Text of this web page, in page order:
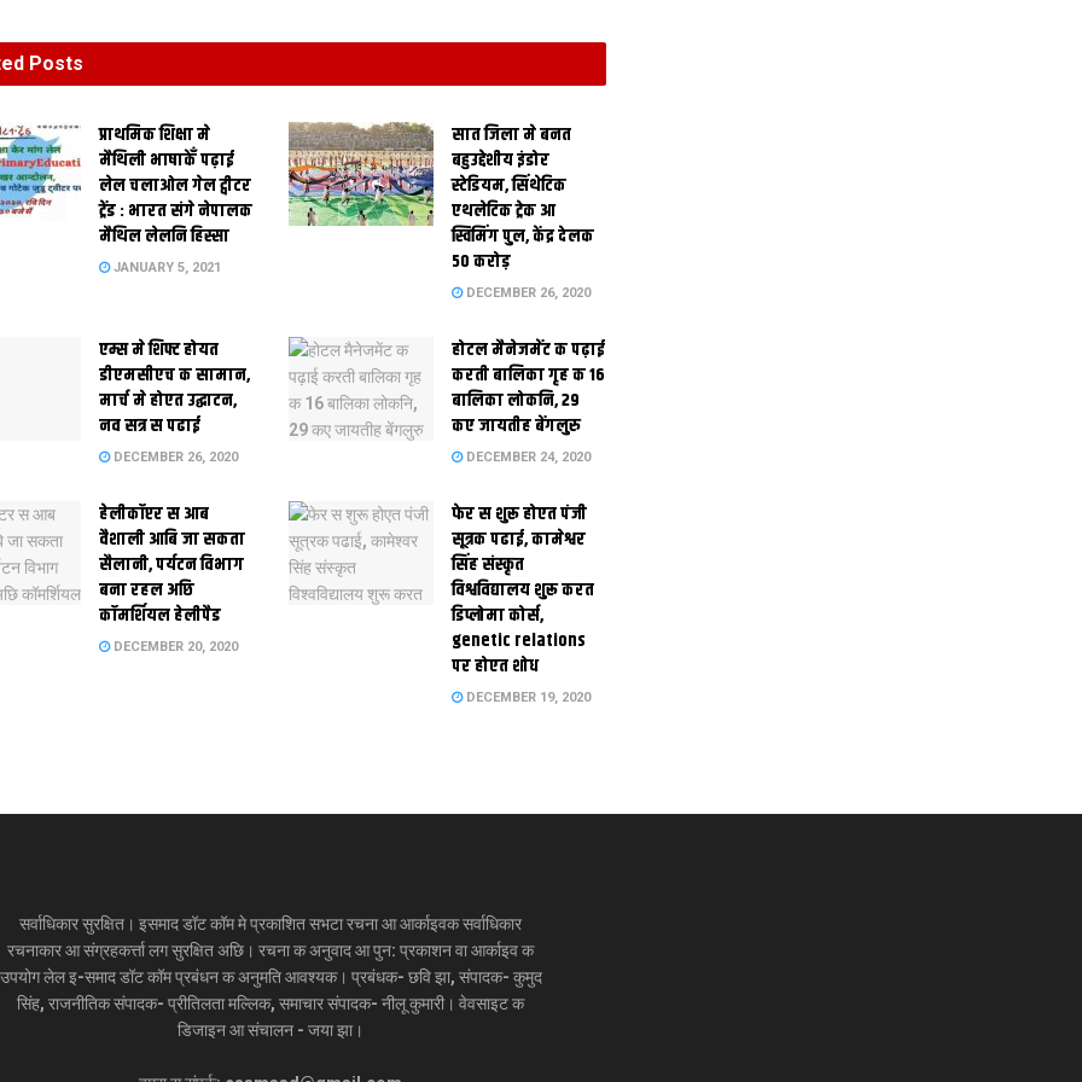
Posts
प्राथमिक शि‍क्षा मे
मैथि‍ली भाषाकेँ पढ़ाई
लेल चलाओल गेल ट्वीटर
ट्रेंड : भारत संगे नेपालक
मैथिल लेलनि हिस्सा
JANUARY 5, 2021
सात जिला मे बनत
बहुउद्देशीय इंडोर
स्‍टेडि‍यम, सिंथेटिक
एथलेटिक ट्रेक आ
स्विमिंग पुल, केंद्र देलक
50 करोड़
DECEMBER 26, 2020
एम्स मे शिफ्ट होयत
डीएमसीएच क सामान,
मार्च मे होएत उद्घाटन,
नव सत्र स पढाई
DECEMBER 26, 2020
होटल मैनेजमेंट क पढ़ाई
करती बालिका गृह क 16
बालिका लोकनि, 29
कए जायतीह बेंगलुरु
DECEMBER 24, 2020
हेलीकॉप्टर स आब
वैशाली आबि जा सकता
सैलानी, पर्यटन विभाग
बना रहल अछि
कॉमर्शियल हेलीपैड
DECEMBER 20, 2020
फेर स शुरू होएत पंजी
सूत्रक पढाई, कामेश्वर
सिंह संस्कृत
विश्वविद्यालय शुरू करत
डिप्लोमा कोर्स,
genetic relations
पर होएत शोध
DECEMBER 19, 2020
सर्वाधिकार सुरक्षित। इसमाद डॉट कॉम मे प्रकाशित सभटा रचना आ आर्काइवक सर्वाधिकार
रचनाकार आ संग्रहकर्त्ता लग सुरक्षित अछि। रचना क अनुवाद आ पुन: प्रकाशन वा आर्काइव क
उपयोग लेल इ-समाद डॉट कॉम प्रबंधन क अनुमति आवश्यक। प्रबंधक- छवि झा, संपादक- कुमुद
सिंह, राजनीतिक संपादक- प्रीतिलता मल्लिक, समाचार संपादक- नीलू कुमारी। वेवसाइट क
डिजाइन आ संचालन - जया झा।